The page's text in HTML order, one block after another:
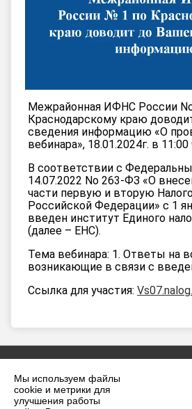
Мы используем файлы
cookie и метрики для
улучшения работы
Межрайонная ИФНС России
Краснодарскому краю
сведения информацию «О
вебинара», 18.01.2024г. в 11:00
В соответствии с
14.07.2022 No 263-ФЗ «О
части первую и вторую
Российской Федерации» с 1
введен институт Единого
(далее – ЕНС).
Тема вебинара: 1. Ответы на
возникающие в связи с
Ссылка для участия: